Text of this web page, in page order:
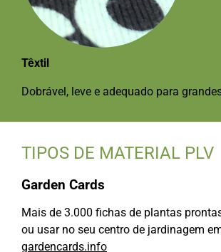
Têxtil
Dobrável, leve e adequado para
TIPOS DE MATERIAL PLV
Garden Cards
Mais de 3.000 fichas de plantas
ou usar no seu centro de jardinagem
gardencards.info